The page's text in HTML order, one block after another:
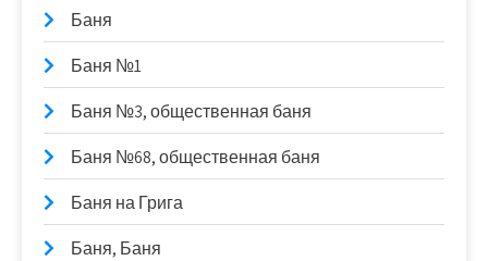
Баня
Баня №1
Баня №3, общественная баня
Баня №68, общественная баня
Баня на Грига
Баня, Баня